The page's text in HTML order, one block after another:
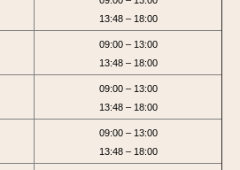
13:48 – 18:00
09:00 – 13:00
13:48 – 18:00
09:00 – 13:00
13:48 – 18:00
09:00 – 13:00
13:48 – 18:00